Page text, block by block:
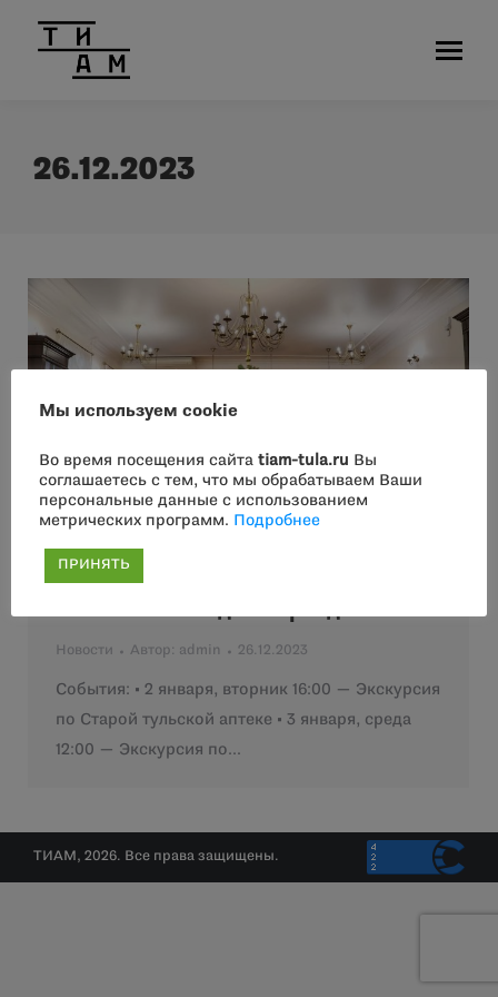
26.12.2023
Новости Автор: admin 26.12.2023
События: • 2 января, вторник 16:00 — Экскурсия
по Старой тульской аптеке • 3 января, среда
12:00 — Экскурсия по…
ТИАМ, 2026. Все права защищены.
Мы используем cookie
Во время посещения сайта tiam-tula.ru Вы
соглашаетесь с тем, что мы обрабатываем Ваши
персональные данные с использованием
метрических программ.
Подробнее
ПРИНЯТЬ